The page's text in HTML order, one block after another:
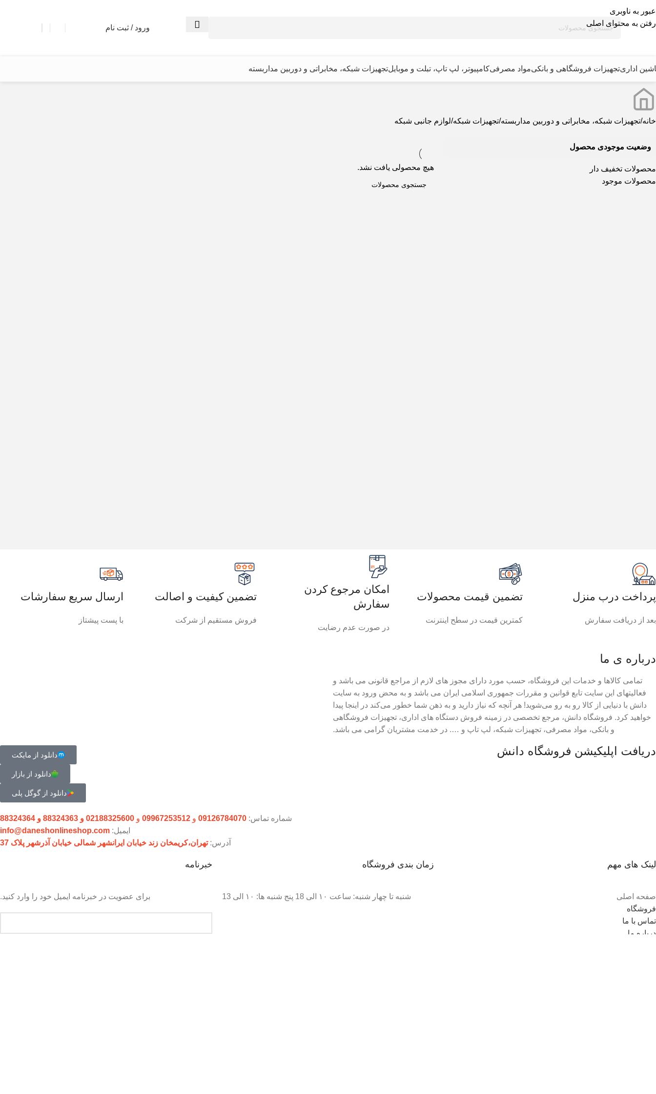
عبور به ناوبری
رفتن به محتوای اصلی
ورود / ثبت نام
اداریتجهیزات فروشگاهی و بانکیمواد مصرفیکامپیوتر، لپ تاپ، تبلت و موبایلتجهیزات شبکه، مخابراتی و دوربین مداربسته
خانه تجهیزات شبکه، مخابراتی و دوربین مداربسته تجهیزات شبکه لوازم جانبی شبکه
وضعیت موجودی محصول
محصولات تخفیف دار
محصولات موجود
هیچ محصولی یافت نشد.
پرداخت درب منزل
بعد از دریافت سفارش
تضمین قیمت محصولات
کمترین قیمت در سطح اینترنت
امکان مرجوع کردن
سفارش
در صورت عدم رضایت
تضمین کیفیت و اصالت
فروش مستقیم از شرکت
ارسال سریع سفارشات
با پست پیشتاز
درباره ی ما
تمامی کالاها و خدمات این فروشگاه، حسب مورد دارای مجوز های لازم از مراجع قانونی می باشد و
فعالیتهای این سایت تابع قوانین و مقررات جمهوری اسلامی ایران می باشد و به محض ورود به سایت
دانش با دنیایی از کالا رو به رو می‌شوید! هر آنچه که نیاز دارید و به ذهن شما خطور می‌کند در اینجا پیدا
خواهید کرد. فروشگاه دانش، مرجع تخصصی در زمینه فروش دستگاه های اداری، تجهیزات فروشگاهی
و بانکی، مواد مصرفی، تجهیزات شبکه، لپ تاپ و …. در خدمت مشتریان گرامی می باشد.
دریافت اپلیکیشن فروشگاه دانش دانلود از مایکت
دانلود از بازار
دانلود از گوگل پلی
شماره تماس: 09126784070 و 09967253512 و 02188325600 و 88324363 و 88324364
ایمیل: info@daneshonlineshop.com
آدرس:تهران،‌کریمخان زند خیابان ایرانشهر شمالی خیابان آذرشهر پلاک 37
لینک های مهم
صفحه اصلی
فروشگاه
تماس با ما
درباره ما
زمان بندی فروشگاه
شنبه تا چهار شنبه: ساعت ۱۰ الی 18 پنج شنبه ها: ۱۰ الی 13
خبرنامه
برای عضویت در خبرنامه ایمیل خود را وارد کنید.